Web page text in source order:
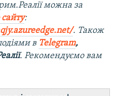
можна за
:
. Також
в Telegram,
. Рекомендуємо вам